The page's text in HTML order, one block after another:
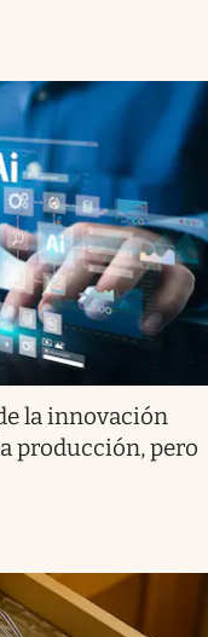
la innovación
producción, pero